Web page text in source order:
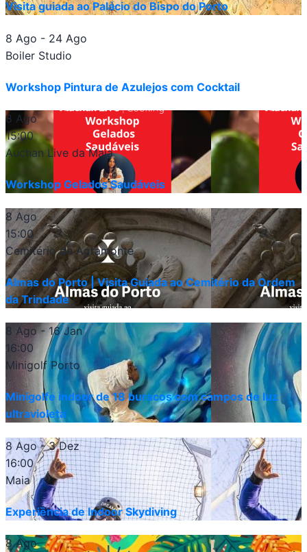
Visita guiada ao Palácio do Bispo do Porto
8 Ago - 24 Ago
Boiler Studio
Workshop Pintura de Azulejos com Cocktail
8 Ago
15:00
Auchan Live da Maia
Workshop Gelados Saudáveis
8 Ago
15:00
Cemitério de Agramonte
Almas do Porto | Visita Guiada ao Cemitério da Ordem
da Trindade
8 Ago- 16 Jan
16:00
Minigolf Porto
Minigolfe indoor de 18 buracos com campos de luz
ultravioleta
8 Ago- 3 Dez
16:00
Maia
Experiência de Indoor Skydiving
8 Ago